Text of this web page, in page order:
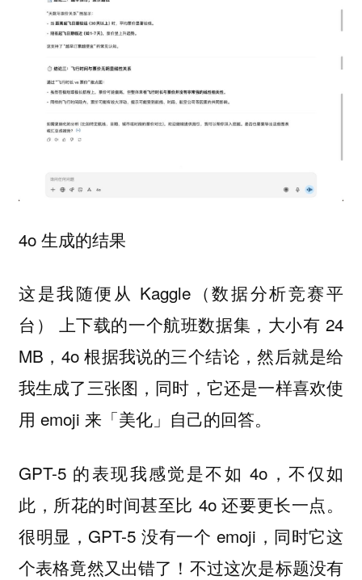
4o 生成的结果
这是我随便从 Kaggle（数据分析竞赛平
台） 上下载的一个航班数据集，大小有 24
MB，4o 根据我说的三个结论，然后就是给
我生成了三张图，同时，它还是一样喜欢使
用 emoji 来「美化」自己的回答。
GPT-5 的表现我感觉是不如 4o，不仅如
此，所花的时间甚至比 4o 还要更长一点。
很明显，GPT-5 没有一个 emoji，同时它这
个表格竟然又出错了！不过这次是标题没有